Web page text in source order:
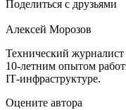
Поделиться с друзьями
Алексей Морозов
Технический
10‑летним опытом
IT‑инфраструктуре.
Оцените автора